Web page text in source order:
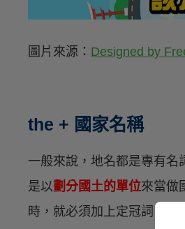
圖片來源： Designed by
the + 國家名稱
一般來說，地名都是專有名
是以劃分國土的單位來當做
時，就必須加上定冠詞 the。